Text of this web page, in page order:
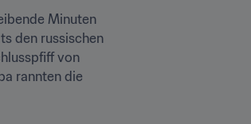
Minuten
den russischen
von
rannten die